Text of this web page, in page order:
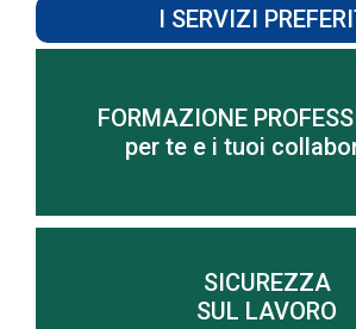
I SERVIZI
FORMAZIONE
per te e i tuoiScopri di più
SICUREZZA
SUL LAVORO
Scopri di più